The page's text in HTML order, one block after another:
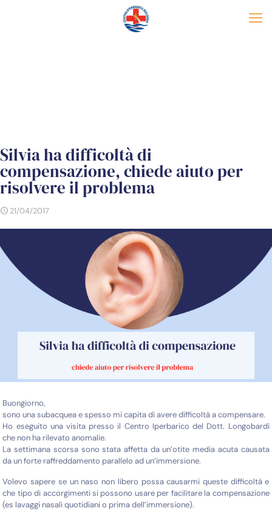
Silvia ha difficoltà di
compensazione, chiede aiuto per
risolvere il problema
21/04/2017
Buongiorno,
sono una subacquea e spesso mi capita di avere difficoltà a compensare.
Ho eseguito una visita presso il Centro Iperbarico del Dott. Longobardi
che non ha rilevato anomalie.
La settimana scorsa sono stata affetta da un’otite media acuta causata
da un forte raffreddamento parallelo ad un’immersione.
Volevo sapere se un naso non libero possa causarmi queste difficoltà e
che tipo di accorgimenti si possono usare per facilitare la compensazione
(es lavaggi nasali quotidiani o prima dell’immersione).